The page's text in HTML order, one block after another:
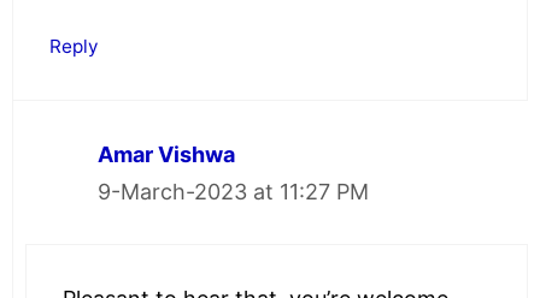
Reply
Amar Vishwa
9-March-2023 at 11:27 PM